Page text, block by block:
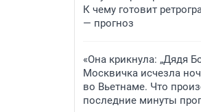
К чему готовит
— прогноз
«Она крикнула: „Дядя
Москвичка исчезла
во Вьетнаме. Что
последние минуты